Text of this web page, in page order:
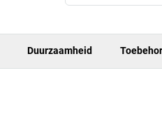
Duurzaamheid